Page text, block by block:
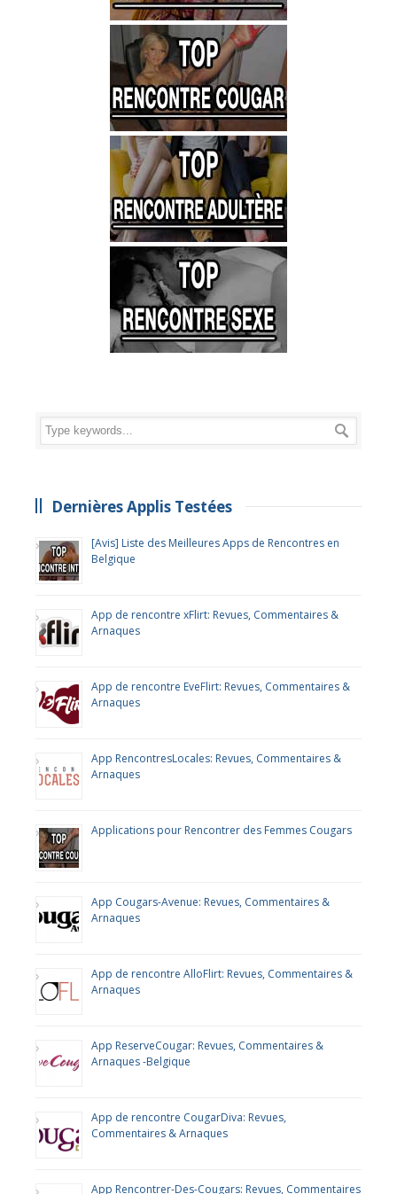
Dernières Applis Testées
[Avis] Liste des Meilleures Apps de Rencontres en
Belgique
App de rencontre xFlirt: Revues, Commentaires &
Arnaques
App de rencontre EveFlirt: Revues, Commentaires &
Arnaques
App RencontresLocales: Revues, Commentaires &
Arnaques
Applications pour Rencontrer des Femmes Cougars
App Cougars-Avenue: Revues, Commentaires &
Arnaques
App de rencontre AlloFlirt: Revues, Commentaires &
Arnaques
App ReserveCougar: Revues, Commentaires &
Arnaques -Belgique
App de rencontre CougarDiva: Revues,
Commentaires & Arnaques
App Rencontrer-Des-Cougars: Revues, Commentaires